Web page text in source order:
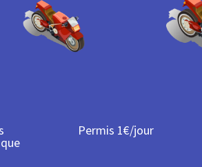
Permis 1€/jour